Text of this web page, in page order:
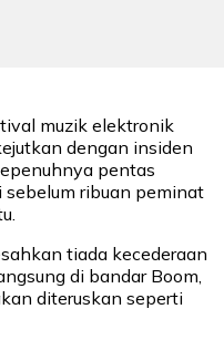
muzik elektronik
dengan insiden
pentas
ribuan peminat
tiada kecederaan
di bandar Boom,
diteruskan seperti